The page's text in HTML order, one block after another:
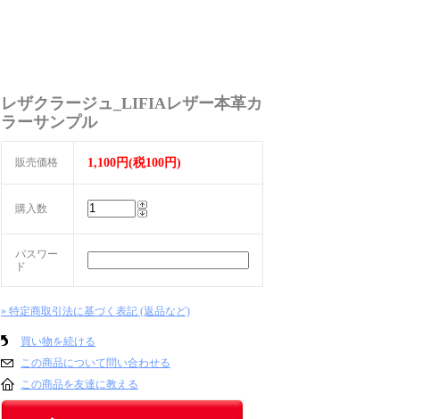
レザクラージュ_LIFIAレザー本革カ
ラーサンプル
販売価格 1,100円(税100円)
購入数
パスワー
ド
» 特定商取引法に基づく表記 (返品など)
買い物を続ける
この商品について問い合わせる
この商品を友達に教える